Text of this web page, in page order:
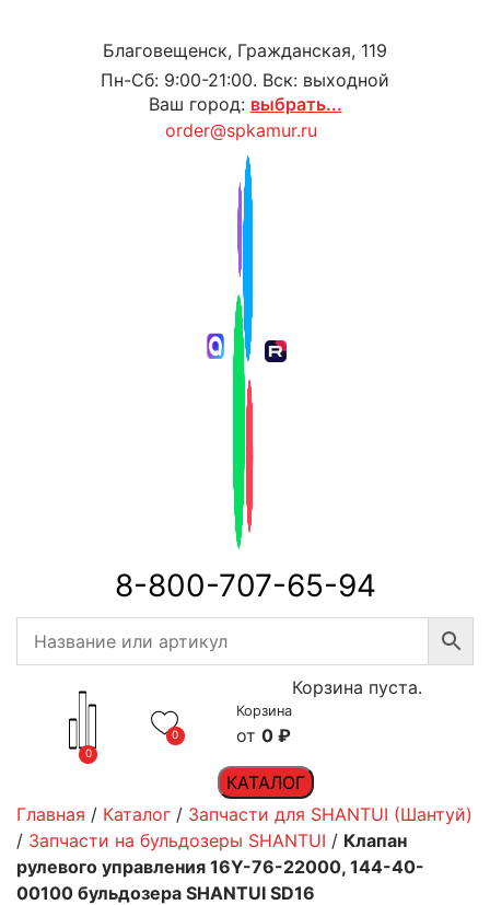
Благовещенск, Гражданская, 119
Пн-Сб: 9:00-21:00. Вск: выходной
Ваш город: выбрать...
order@spkamur.ru
8-800-707-65-94
0
0
Корзина
0 ₽
Корзина пуста.
КАТАЛОГ
Главная / Каталог / Запчасти для SHANTUI (Шантуй)
/ Запчасти на бульдозеры SHANTUI / Клапан
рулевого управления 16Y-76-22000, 144-40-
00100 бульдозера SHANTUI SD16